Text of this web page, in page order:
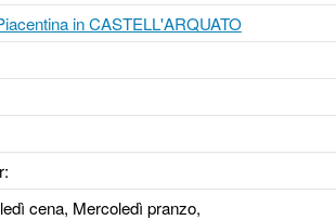
in CASTELL'ARQUATO
cena, Mercoledì pranzo,